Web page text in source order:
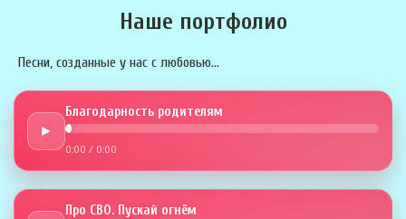
Наше портфолио
Песни, созданные у нас с любовью...
►
Благодарность родителям
0:00 / 0:00
Про СВО. Пускай огнём